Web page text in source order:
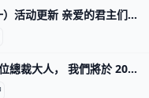
《朕的江山美人》1/12（一）活动更新 亲爱的君主们： 乱世将至，派对与挑战一同展开！多重活动与专属好康等你体验。 开始时间 UTC 2026/01/12 0:00 结束时间 UTC 2026/01/15 23:59 【促销礼包】 1.号令天下 2.神秘礼物 3.
《夢姬》9/24 (二) 维护 各位總裁大人， 我們將於 2024年9月24日(二) 10:00 (GMT+8) 進行維護更新， 預計於12:00 (GMT+8) 完成維護過程，請耐心等候。期間玩家將無法登入及進行遊戲。